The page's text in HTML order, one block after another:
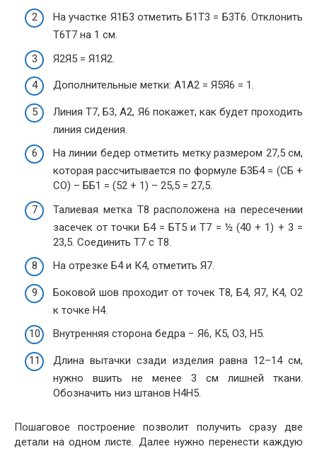
На участке Я1Б3 отметить Б1Т3 = Б3Т6. Отклонить
Т6Т7 на 1 см.
Я2Я5 = Я1Я2.
Дополнительные метки: А1А2 = Я5Я6 = 1.
Линия Т7, Б3, А2, Я6 покажет, как будет проходить
линия сидения.
На линии бедер отметить метку размером 27,5 см,
которая рассчитывается по формуле Б3Б4 = (СБ +
СО) – ББ1 = (52 + 1) – 25,5 = 27,5.
Талиевая метка Т8 расположена на пересечении
засечек от точки Б4 = БТ5 и Т7 = ½ (40 + 1) + 3 =
23,5. Соединить Т7 с Т8.
На отрезке Б4 и К4, отметить Я7.
Боковой шов проходит от точек Т8, Б4, Я7, К4, О2
к точке Н4.
Внутренняя сторона бедра − Я6, К5, О3, Н5.
Длина вытачки сзади изделия равна 12–14 см,
нужно вшить не менее 3 см лишней ткани.
Обозначить низ штанов Н4Н5.
Пошаговое построение позволит получить сразу две
детали на одном листе. Далее нужно перенести каждую